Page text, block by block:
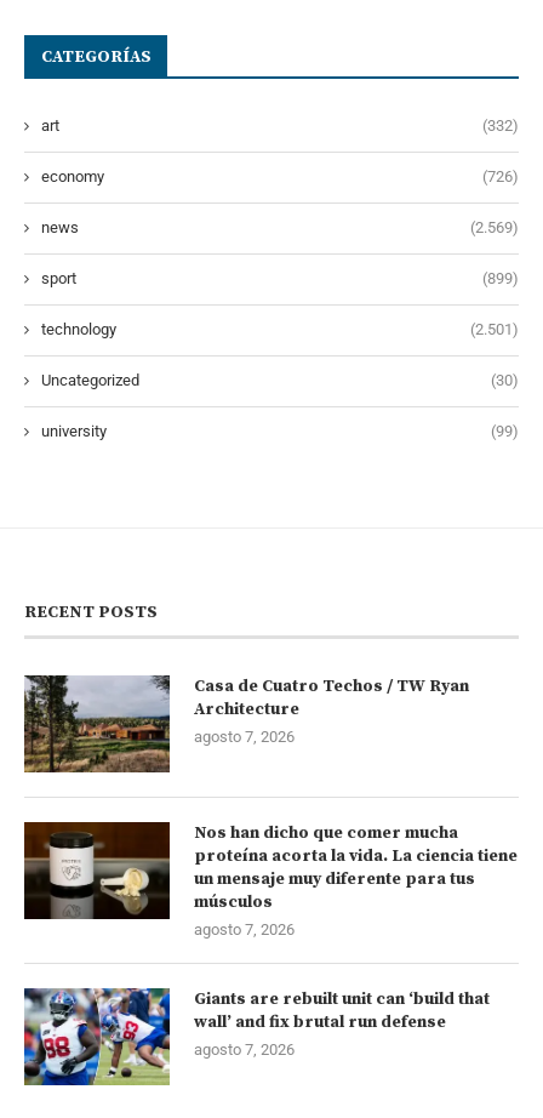
CATEGORÍAS
art (332)
economy (726)
news (2.569)
sport (899)
technology (2.501)
Uncategorized (30)
university (99)
RECENT POSTS
Casa de Cuatro Techos / TW Ryan
Architecture
agosto 7, 2026
Nos han dicho que comer mucha
proteína acorta la vida. La ciencia tiene
un mensaje muy diferente para tus
músculos
agosto 7, 2026
Giants are rebuilt unit can ‘build that
wall’ and fix brutal run defense
agosto 7, 2026